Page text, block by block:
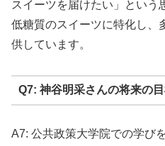
スイーツを届けたい」という
低糖質のスイーツに特化し、
供しています。
Q7: 神谷明采さんの将来の
A7: 公共政策大学院での学び